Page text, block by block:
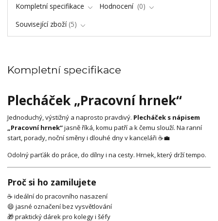
Kompletní specifikace Hodnocení
0
Související zboží 5
Kompletní specifikace
Plecháček „Pracovní hrnek“
Jednoduchý, výstižný a naprosto pravdivý. Plecháček s nápisem
„Pracovní hrnek“jasně říká, komu patří a k čemu slouží. Na ranní
start, porady, noční směny i dlouhé dny v kanceláři ☕💼
Odolný parťák do práce, do dílny i na cesty. Hrnek, který drží tempo.
Proč si ho zamilujete
☕ ideální do pracovního nasazení
😄 jasné označení bez vysvětlování
🎁 praktický dárek pro kolegy i šéfy